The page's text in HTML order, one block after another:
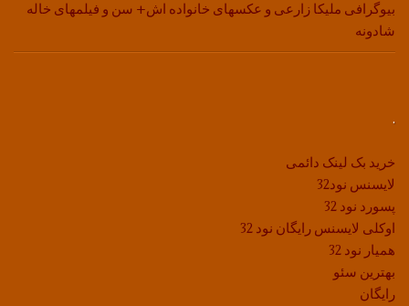
بیوگرافی ملیکا زارعی و عکسهای خانواده اش+ سن و فیلمهای خاله
شادونه
.
خرید بک لینک دائمی
لایسنس نود32
پسورد نود 32
اوکلی لایسنس رایگان نود 32
همیار نود 32
بهترین سئو
رایگان